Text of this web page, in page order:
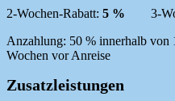
2-Wochen-Rabatt: 5 % 3-
Anzahlung: 50 % innerhalb von
Wochen vor Anreise
Zusatzleistungen